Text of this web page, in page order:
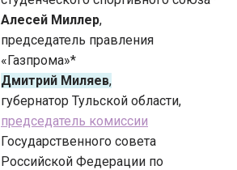
Алесей Миллер,
председатель правления
«Газпрома»*
Дмитрий Миляев,
губернатор Тульской области,
председатель комиссии
Государственного совета
Российской Федерации по